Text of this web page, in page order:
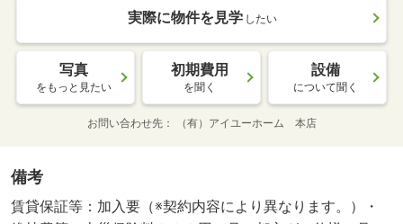
実際に物件を見学 したい
写真
をもっと見たい
初期費用
を聞く
設備
について聞く
お問い合わせ先 （有）アイユーホーム 本店
備考
賃貸保証等：加入要（※契約内容により異なります。）・